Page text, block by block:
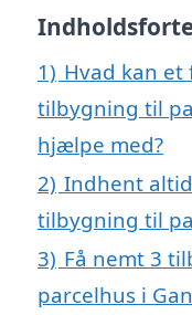
1) Hvad kan et
tilbygning til
hjælpe med?
2) Indhent
tilbygning til
3) Få nemt 3
parcelhus i